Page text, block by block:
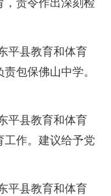
，责令作出深刻检
县教育和体育
包保佛山中学。
县教育和体育
工作。建议给予党
县教育和体育